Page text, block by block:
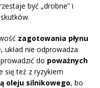
być „drobne” i
zagotowania płynu
układ nie odprowadza
do poważnych
się też z ryzykiem
oleju silnikowego, bo